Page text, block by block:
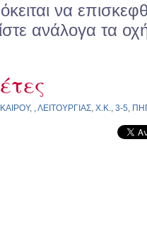
να
ανάλογα τα
ΚΑΙΡΟΥ, ,ΛΕΙΤΟΥΡΓΙΑΣ, Χ.Κ., 3-5,